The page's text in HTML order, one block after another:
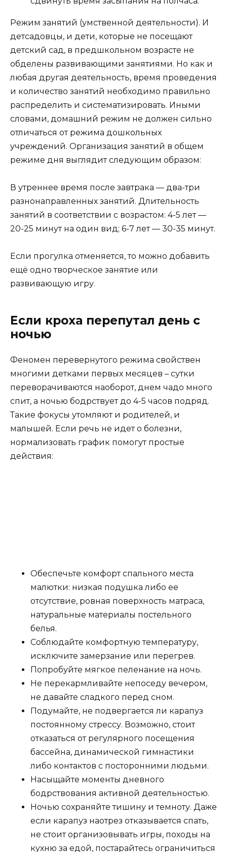
Режим занятий (умственной деятельности). И
детсадовцы, и дети, которые не посещают
детский сад, в предшкольном возрасте не
обделены развивающими занятиями. Но как и
любая другая деятельность, время проведения
и количество занятий необходимо правильно
распределить и систематизировать. Иными
словами, домашний режим не должен сильно
отличаться от режима дошкольных
учреждений. Организация занятий в общем
режиме дня выглядит следующим образом:
В утреннее время после завтрака — два-три
разнонаправленных занятий. Длительность
занятий в соответствии с возрастом: 4-5 лет —
20-25 минут на один вид; 6-7 лет — 30-35 минут.
Если прогулка отменяется, то можно добавить
ещё одно творческое занятие или
развивающую игру.
Если кроха перепутал день с
ночью
Феномен перевернутого режима свойствен
многими детками первых месяцев – сутки
переворачиваются наоборот, днем чадо много
спит, а ночью бодрствует до 4-5 часов подряд.
Такие фокусы утомляют и родителей, и
малышей. Если речь не идет о болезни,
нормализовать график помогут простые
действия:
Обеспечьте комфорт спального места
малютки: низкая подушка либо ее
отсутствие, ровная поверхность матраса,
натуральные материалы постельного
белья.
Соблюдайте комфортную температуру,
исключите замерзание или перегрев.
Попробуйте мягкое пеленание на ночь.
Не перекармливайте непоседу вечером,
не давайте сладкого перед сном.
Подумайте, не подвергается ли карапуз
постоянному стрессу. Возможно, стоит
отказаться от регулярного посещения
бассейна, динамической гимнастики
либо контактов с посторонними людьми.
Насыщайте моменты дневного
бодрствования активной деятельностью.
Ночью сохраняйте тишину и темноту. Даже
если карапуз наотрез отказывается спать,
не стоит организовывать игры, походы на
кухню за едой, постарайтесь ограничиться